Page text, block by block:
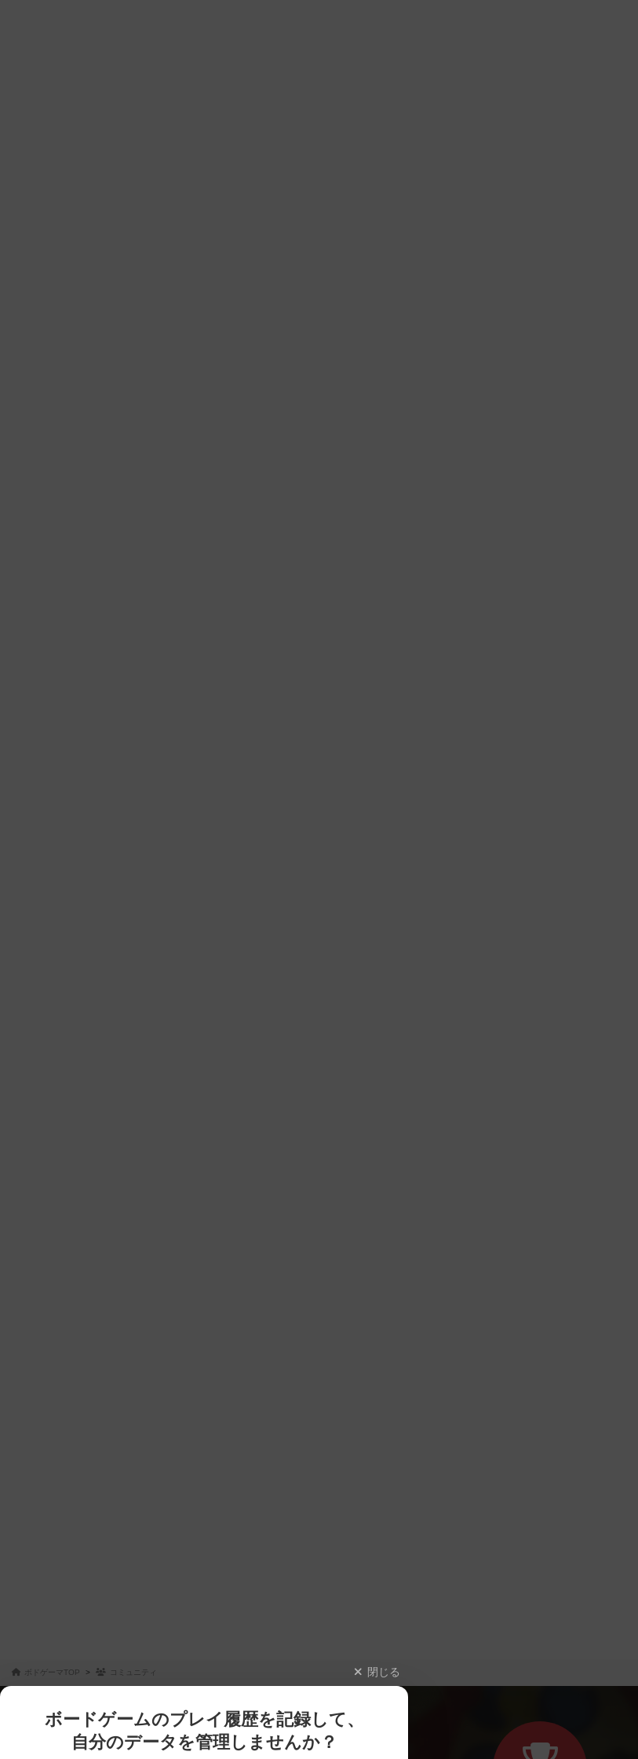
ボドゲーマTOP コミュニティ 閉じる
ボードゲームのプレイ履歴を記録して、
自分のデータを管理しませんか？